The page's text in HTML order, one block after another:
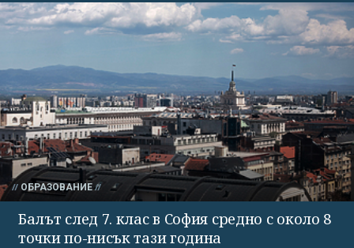
ОБРАЗОВАНИЕ
Балът след 7. клас в София средно с около 8
точки по-нисък тази година